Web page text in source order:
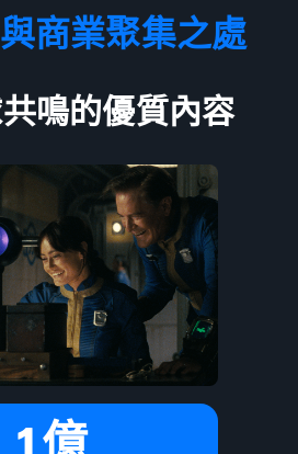
商業聚集之處
鳴的優質內容